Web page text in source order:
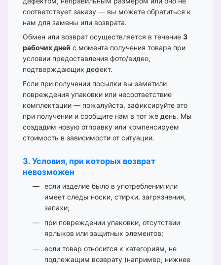
соответствует заказу — вы можете обратиться к
нам для замены или возврата.
Обмен или возврат осуществляется в течение 3
рабочих дней с момента получения товара при
условии предоставления фото/видео,
подтверждающих дефект.
Если при получении посылки вы заметили
повреждения упаковки или несоответствие
комплектации — пожалуйста, зафиксируйте это
при получении и сообщите нам в тот же день. Мы
создадим новую отправку или компенсируем
стоимость в зависимости от ситуации.
3. Условия, при которых возврат
невозможен
если изделие было в употреблении или
имеет следы носки, стирки, загрязнения,
запахи;
при повреждении упаковки, отсутствии
ярлыков или защитных элементов;
если товар относится к категориям, не
подлежащим возврату (например, нижнее